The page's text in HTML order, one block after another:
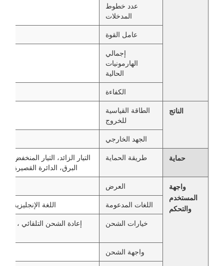
عدد خطوط
المدخلات
عامل القوة
إجمالي
الهارمونيات
الحالية
الكفاءة
الناتج
الطاقة القياسية
للخروج
الجهد الخارجي
حماية طريقة الحماية
التيار الزائد، التيار المنخفض،
البرق، الدائرة القصيرة،
واجهة
المستخدم
والتحكم
العرض
اللغات المدعومة اللغة الإنجليزية
خيارات الشحن إعادة الشحن التلقائي ،
واجهة الشحن